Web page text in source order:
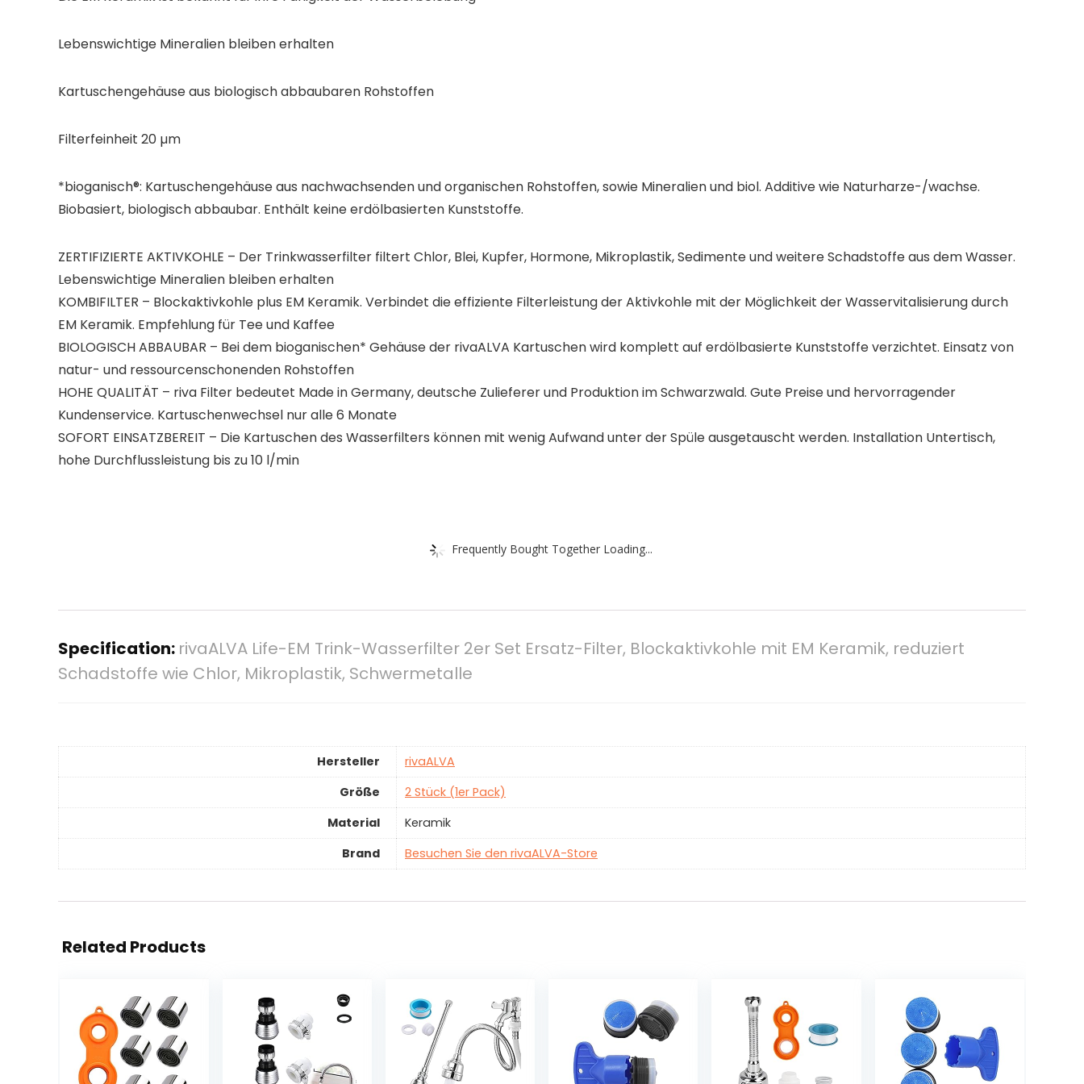
Lebenswichtige Mineralien bleiben erhalten
Kartuschengehäuse aus biologisch abbaubaren Rohstoffen
Filterfeinheit 20 µm
*bioganisch®: Kartuschengehäuse aus nachwachsenden und organischen Rohstoffen, sowie Mineralien und biol. Additive wie Naturharze-/wachse.
Biobasiert, biologisch abbaubar. Enthält keine erdölbasierten Kunststoffe.
ZERTIFIZIERTE AKTIVKOHLE – Der Trinkwasserfilter filtert Chlor, Blei, Kupfer, Hormone, Mikroplastik, Sedimente und weitere Schadstoffe aus dem Wasser.
Lebenswichtige Mineralien bleiben erhalten
KOMBIFILTER – Blockaktivkohle plus EM Keramik. Verbindet die effiziente Filterleistung der Aktivkohle mit der Möglichkeit der Wasservitalisierung durch
EM Keramik. Empfehlung für Tee und Kaffee
BIOLOGISCH ABBAUBAR – Bei dem bioganischen* Gehäuse der rivaALVA Kartuschen wird komplett auf erdölbasierte Kunststoffe verzichtet. Einsatz von
natur- und ressourcenschonenden Rohstoffen
HOHE QUALITÄT – riva Filter bedeutet Made in Germany, deutsche Zulieferer und Produktion im Schwarzwald. Gute Preise und hervorragender
Kundenservice. Kartuschenwechsel nur alle 6 Monate
SOFORT EINSATZBEREIT – Die Kartuschen des Wasserfilters können mit wenig Aufwand unter der Spüle ausgetauscht werden. Installation Untertisch,
hohe Durchflussleistung bis zu 10 l/min
Frequently Bought Together Loading...
Specification: rivaALVA Life-EM Trink-Wasserfilter 2er Set Ersatz-Filter, Blockaktivkohle mit EM Keramik, reduziert
Schadstoffe wie Chlor, Mikroplastik, Schwermetalle
Hersteller
‎rivaALVA
Größe
‎2 Stück (1er Pack)
Material
‎Keramik
Brand
Besuchen Sie den rivaALVA-Store
Related Products